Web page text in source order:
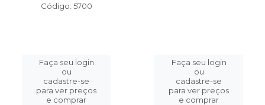
Código: 5700
Faça seu login
ou
cadastre-se
para ver preços
e comprar
Faça seu login
ou
cadastre-se
para ver preços
e comprar